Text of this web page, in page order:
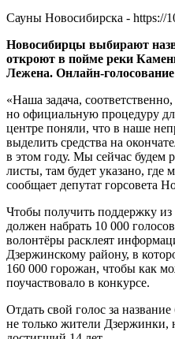
Сауны Новосибирска - https://
Новосибирцы выбирают
откроют в пойме реки
Лежена. Онлайн-
«Наша задача,
но официальную процедуру
центре поняли, что в наше
выделить средства на
в этом году. Мы сейчас будем
листы, там будет указано,
сообщает депутат горсовета
Чтобы получить поддержку из
должен набрать 10 000
волонтёры расклеят
Дзержинскому району, в
160 000 горожан, чтобы как
поучаствовало в конкурсе.
Отдать свой голос за
не только жители